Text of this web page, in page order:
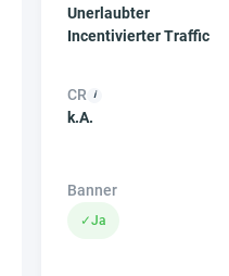
Unerlaubter
Incentivierter Traffic
CR
k.A.
Banner
✓Ja